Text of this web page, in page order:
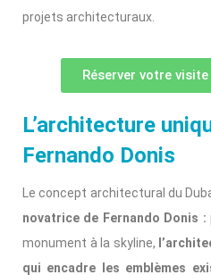
projets architecturaux.
Réserver votre
L’architecture
Fernando Donis
Le concept architectural du
novatrice de Fernando Donis :
monument à la skyline,
qui encadre les emblèmes